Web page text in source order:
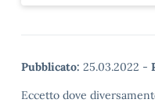
Pubblicato: 25.03.2022 -
Eccetto dove